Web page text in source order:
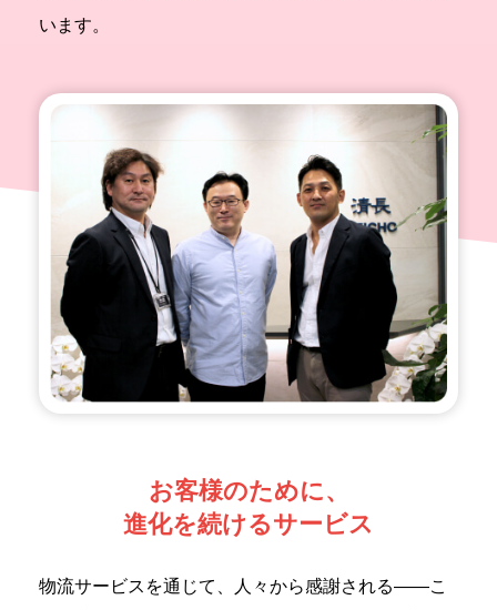
います。
お客様のために、
進化を続けるサービス
物流サービスを通じて、人々から感謝される——こ